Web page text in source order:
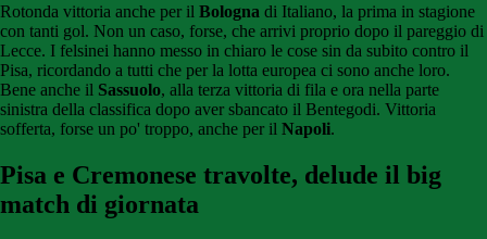
Rotonda vittoria anche per il Bologna di Italiano, la prima in stagione
con tanti gol. Non un caso, forse, che arrivi proprio dopo il pareggio di
Lecce. I felsinei hanno messo in chiaro le cose sin da subito contro il
Pisa, ricordando a tutti che per la lotta europea ci sono anche loro.
Bene anche il Sassuolo, alla terza vittoria di fila e ora nella parte
sinistra della classifica dopo aver sbancato il Bentegodi. Vittoria
sofferta, forse un po' troppo, anche per il Napoli.
Pisa e Cremonese travolte, delude il big
match di giornata